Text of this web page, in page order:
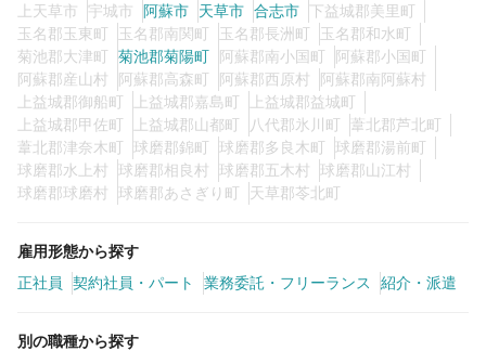
上天草市
宇城市 阿蘇市 天草市 合志市
下益城郡美里町
玉名郡玉東町
玉名郡南関町 玉名郡長洲町
玉名郡和水町
菊池郡大津町
菊池郡菊陽町 阿蘇郡南小国町
阿蘇郡小国町
阿蘇郡産山村
阿蘇郡高森町 阿蘇郡西原村
阿蘇郡南阿蘇村
上益城郡御船町
上益城郡嘉島町
上益城郡益城町
上益城郡甲佐町
上益城郡山都町 八代郡氷川町
葦北郡芦北町
葦北郡津奈木町
球磨郡錦町 球磨郡多良木町
球磨郡湯前町
球磨郡水上村
球磨郡相良村 球磨郡五木村
球磨郡山江村
球磨郡球磨村
球磨郡あさぎり町 天草郡苓北町
雇用形態から探す
正社員
契約社員・パート 業務委託・フリーランス 紹介・派遣
別の職種から探す